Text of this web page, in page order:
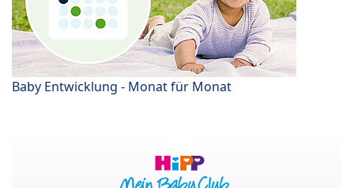
Baby Entwicklung - Monat für Monat